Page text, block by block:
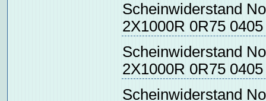
Scheinwiderstand
2X1000R 0R75
Scheinwiderstand
2X1000R 0R75
Scheinwiderstand